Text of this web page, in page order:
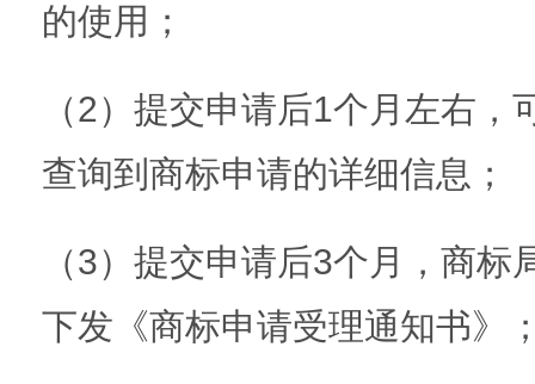
的使用；
（2）提交申请后1个月左右
查询到商标申请的详细信息；
（3）提交申请后3个月，商
下发《商标申请受理通知书》